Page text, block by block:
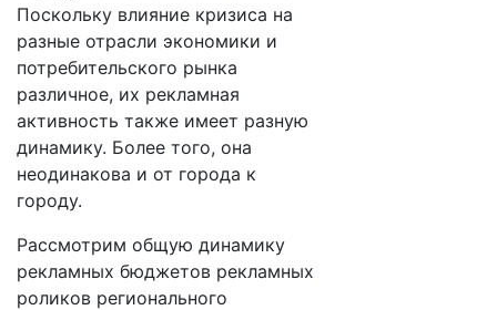
Поскольку влияние кризиса на
разные отрасли экономики и
потребительского рынка
различное, их рекламная
активность также имеет разную
динамику. Более того, она
неодинакова и от города к
городу.
Рассмотрим общую динамику
рекламных бюджетов рекламных
роликов регионального